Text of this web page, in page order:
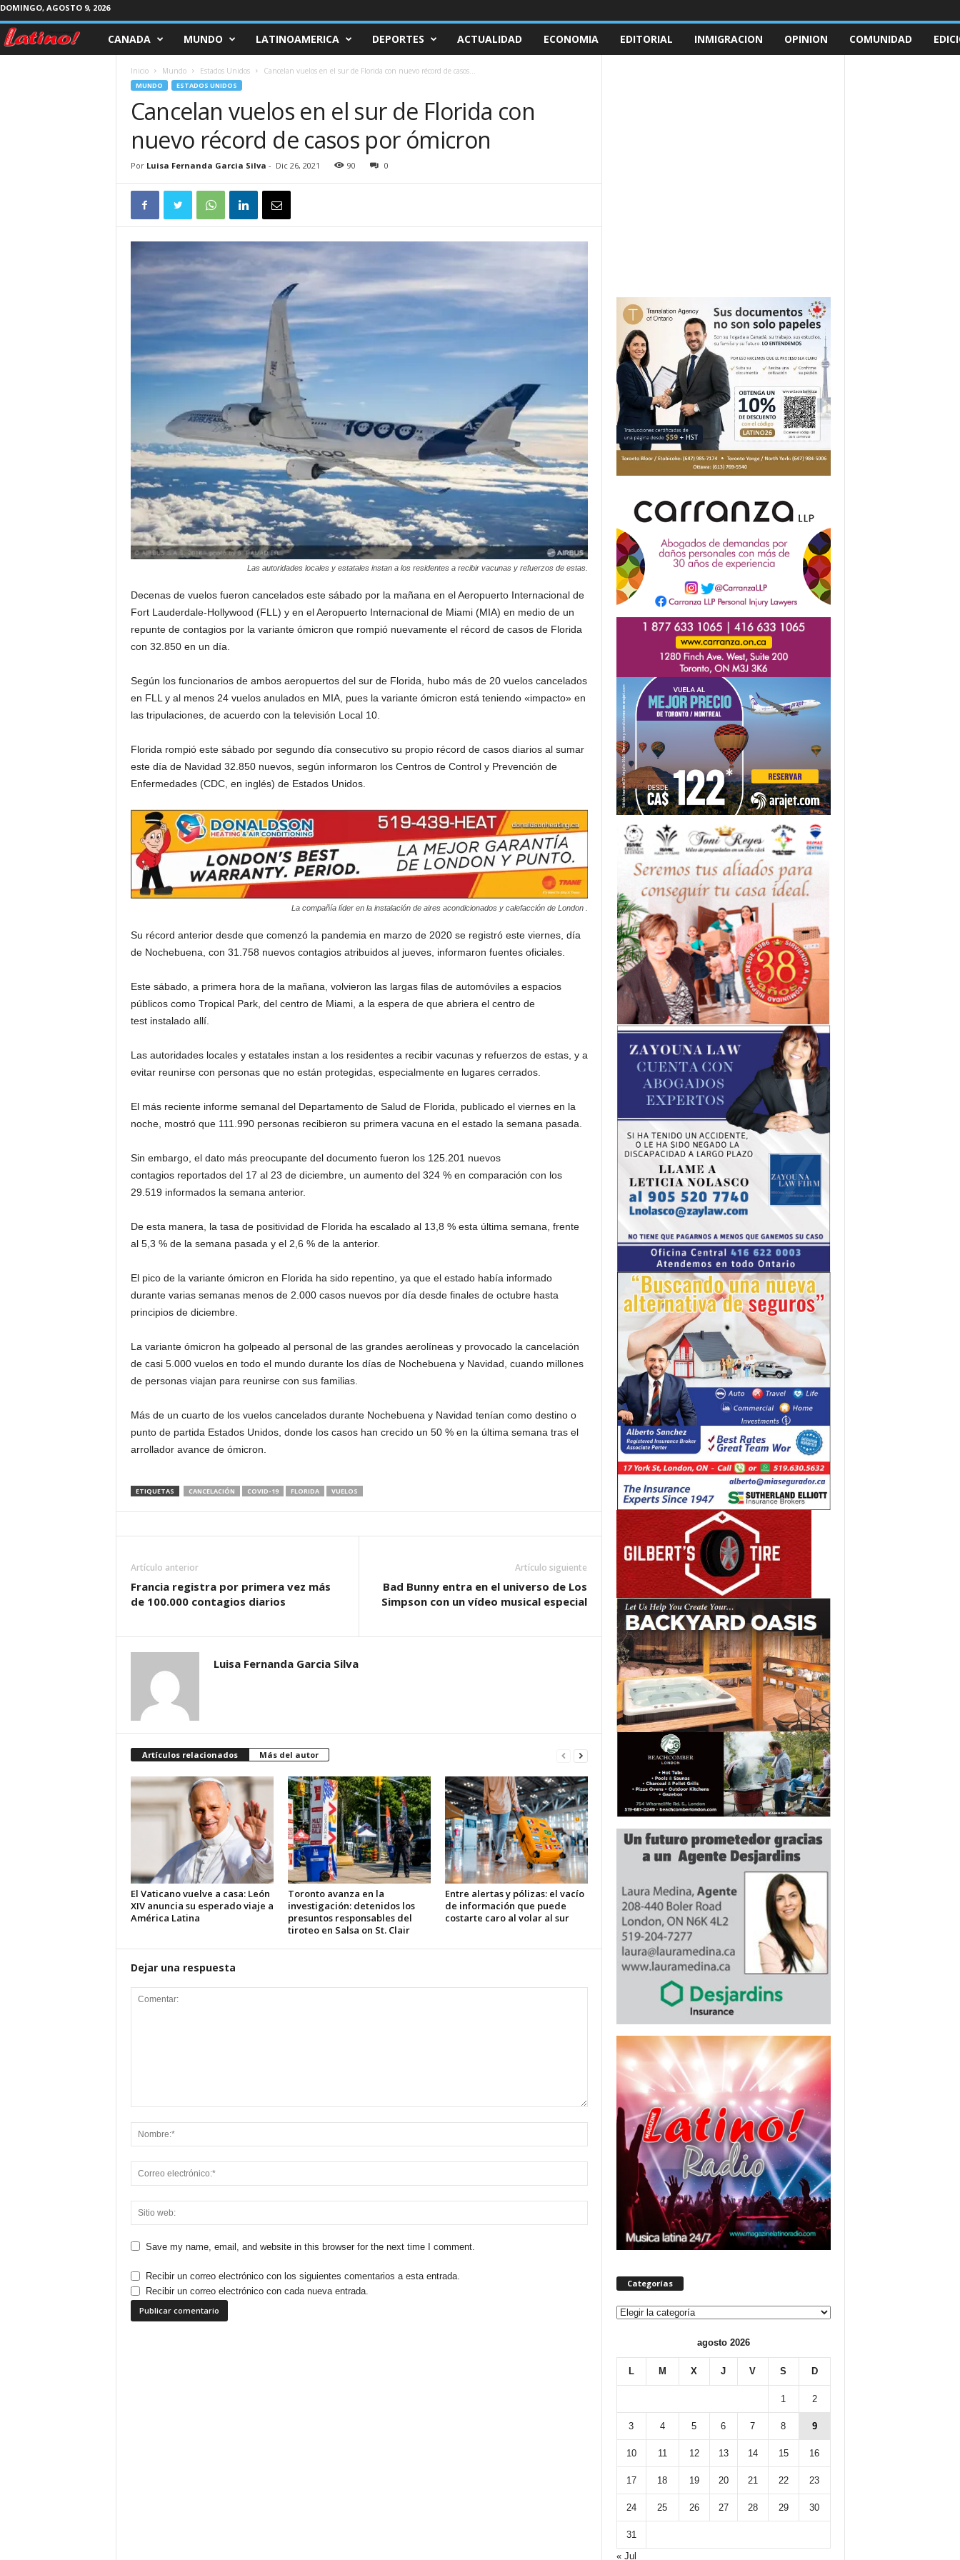
DOMINGO, AGOSTO 9, 2026
CANADA MUNDO LATINOAMERICA DEPORTES ACTUALIDAD ECONOMIA EDITORIAL INMIGRACION OPINION COMUNIDAD
Inicio Mundo Estados Unidos Cancelan vuelos en el sur de Florida con nuevo récord de casos...
MUNDO ESTADOS UNIDOS
Cancelan vuelos en el sur de Florida con
nuevo récord de casos por ómicron
Por Luisa Fernanda Garcia Silva - Dic 26, 2021 90 0
Las autoridades locales y estatales instan a los residentes a recibir vacunas y refuerzos de estas.
Decenas de vuelos fueron cancelados este sábado por la mañana en el Aeropuerto Internacional de
Fort Lauderdale-Hollywood (FLL) y en el Aeropuerto Internacional de Miami (MIA) en medio de un
repunte de contagios por la variante ómicron que rompió nuevamente el récord de casos de Florida
con 32.850 en un día.
Según los funcionarios de ambos aeropuertos del sur de Florida, hubo más de 20 vuelos cancelados
en FLL y al menos 24 vuelos anulados en MIA, pues la variante ómicron está teniendo «impacto» en
las tripulaciones, de acuerdo con la televisión Local 10.
Florida rompió este sábado por segundo día consecutivo su propio récord de casos diarios al sumar
este día de Navidad 32.850 nuevos, según informaron los Centros de Control y Prevención de
Enfermedades (CDC, en inglés) de Estados Unidos.
La compañía líder en la instalación de aires acondicionados y calefacción de London .
Su récord anterior desde que comenzó la pandemia en marzo de 2020 se registró este viernes, día
de Nochebuena, con 31.758 nuevos contagios atribuidos al jueves, informaron fuentes oficiales.
Este sábado, a primera hora de la mañana, volvieron las largas filas de automóviles a espacios
públicos como Tropical Park, del centro de Miami, a la espera de que abriera el centro de
test instalado allí.
Las autoridades locales y estatales instan a los residentes a recibir vacunas y refuerzos de estas, y a
evitar reunirse con personas que no están protegidas, especialmente en lugares cerrados.
El más reciente informe semanal del Departamento de Salud de Florida, publicado el viernes en la
noche, mostró que 111.990 personas recibieron su primera vacuna en el estado la semana pasada.
Sin embargo, el dato más preocupante del documento fueron los 125.201 nuevos
contagios reportados del 17 al 23 de diciembre, un aumento del 324 % en comparación con los
29.519 informados la semana anterior.
De esta manera, la tasa de positividad de Florida ha escalado al 13,8 % esta última semana, frente
al 5,3 % de la semana pasada y el 2,6 % de la anterior.
El pico de la variante ómicron en Florida ha sido repentino, ya que el estado había informado
durante varias semanas menos de 2.000 casos nuevos por día desde finales de octubre hasta
principios de diciembre.
La variante ómicron ha golpeado al personal de las grandes aerolíneas y provocado la cancelación
de casi 5.000 vuelos en todo el mundo durante los días de Nochebuena y Navidad, cuando millones
de personas viajan para reunirse con sus familias.
Más de un cuarto de los vuelos cancelados durante Nochebuena y Navidad tenían como destino o
punto de partida Estados Unidos, donde los casos han crecido un 50 % en la última semana tras el
arrollador avance de ómicron.
ETIQUETAS CANCELACIÓN COVID-19 FLORIDA VUELOS
Artículo anterior
Francia registra por primera vez más
de 100.000 contagios diarios
Artículo siguiente
Bad Bunny entra en el universo de Los
Simpson con un vídeo musical especial
Luisa Fernanda Garcia Silva
Artículos relacionados Más del autor
El Vaticano vuelve a casa: León
XIV anuncia su esperado viaje a
América Latina
Toronto avanza en la
investigación: detenidos los
presuntos responsables del
tiroteo en Salsa on St. Clair
Entre alertas y pólizas: el vacío
de información que puede
costarte caro al volar al sur
Dejar una respuesta
Save my name, email, and website in this browser for the next time I comment.
Recibir un correo electrónico con los siguientes comentarios a esta entrada.
Recibir un correo electrónico con cada nueva entrada.
Categorías
Categorías
agosto 2026
L M X J V S D
1 2
3 4 5 6 7 8 9
10 11 12 13 14 15 16
17 18 19 20 21 22 23
24 25 26 27 28 29 30
31
« Jul